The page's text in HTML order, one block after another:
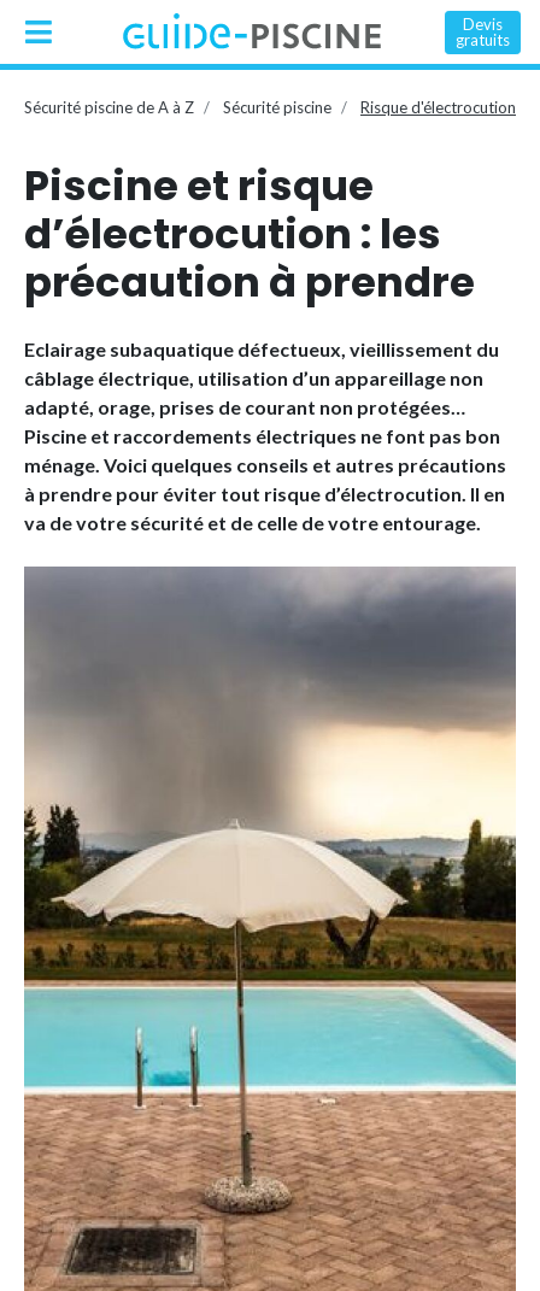
Devis
gratuits
Sécurité piscine de A à Z Sécurité piscine Risque d'électrocution
Piscine et risque
d’électrocution : les
précaution à prendre
Eclairage subaquatique défectueux, vieillissement du
câblage électrique, utilisation d’un appareillage non
adapté, orage, prises de courant non protégées…
Piscine et raccordements électriques ne font pas bon
ménage. Voici quelques conseils et autres précautions
à prendre pour éviter tout risque d’électrocution. Il en
va de votre sécurité et de celle de votre entourage.